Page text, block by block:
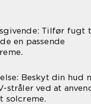
Tilfør fugt
en passende
Beskyt din hud
stråler ved at
solcreme.